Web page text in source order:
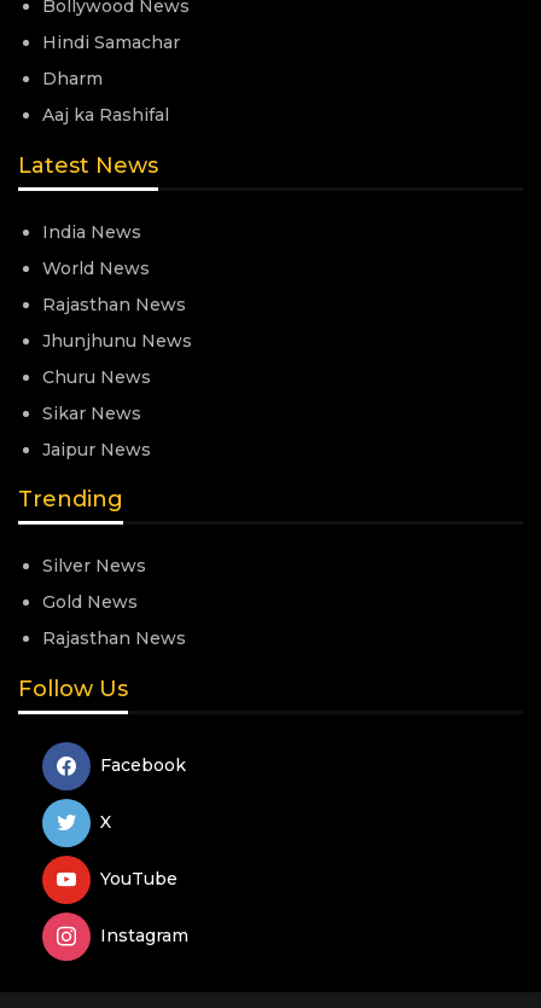
Bollywood News
Hindi Samachar
Dharm
Aaj ka Rashifal
Latest News
India News
World News
Rajasthan News
Jhunjhunu News
Churu News
Sikar News
Jaipur News
Trending
Silver News
Gold News
Rajasthan News
Follow Us
Facebook
X
YouTube
Instagram